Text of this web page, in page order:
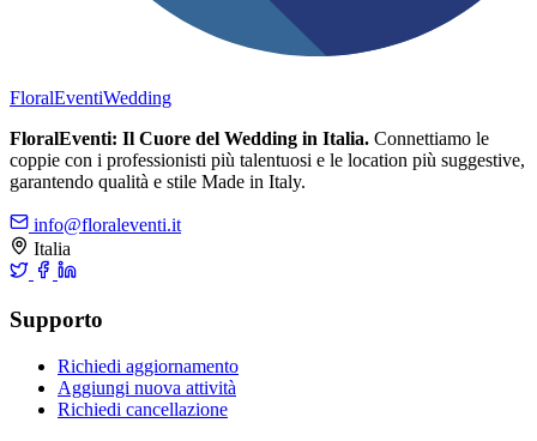
FloralEventiWedding
FloralEventi: Il Cuore del Wedding in Italia. Connettiamo le
coppie con i professionisti più talentuosi e le location più suggestive,
garantendo qualità e stile Made in Italy.
info@floraleventi.it
Italia
Supporto
Richiedi aggiornamento
Aggiungi nuova attività
Richiedi cancellazione